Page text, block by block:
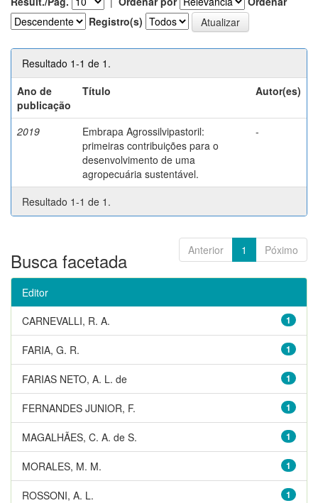
Registro(s)
Resultado 1-1 de 1.
Ano de
publicação
Título Autor(es)
2019
Embrapa Agrossilvipastoril:
primeiras contribuições para o
desenvolvimento de uma
agropecuária sustentável.
-
Resultado 1-1 de 1.
Anterior 1 Póximo
Busca facetada
Editor
1
CARNEVALLI, R. A.
1
FARIA, G. R.
1
FARIAS NETO, A. L. de
1
FERNANDES JUNIOR, F.
1
MAGALHÃES, C. A. de S.
1
MORALES, M. M.
1
ROSSONI, A. L.